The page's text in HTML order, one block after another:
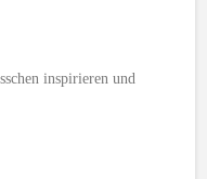
inspirieren und